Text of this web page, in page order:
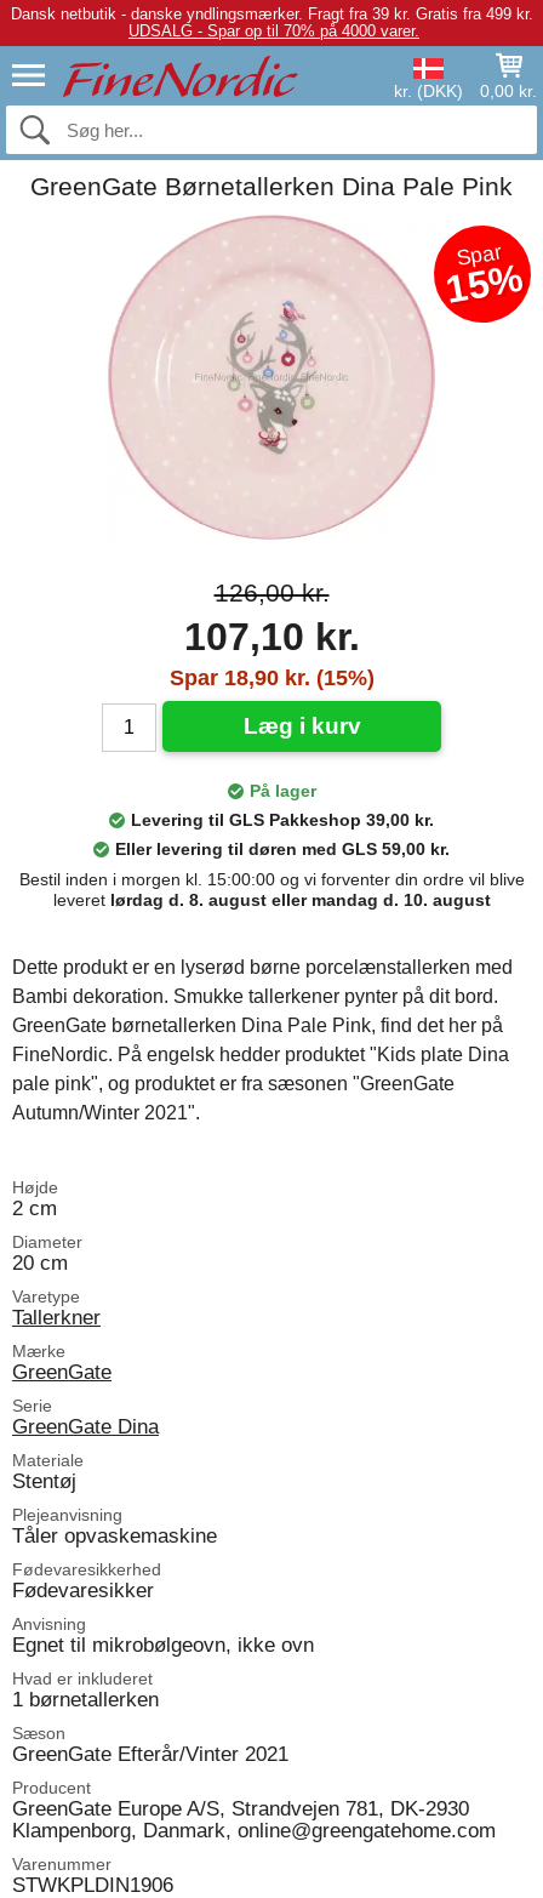
Dansk netbutik - danske yndlingsmærker. Fragt fra 39 kr. Gratis fra 499 kr.
UDSALG - Spar op til 70% på 4000 varer.
kr. (DKK) 0,00 kr.
GreenGate Børnetallerken Dina Pale Pink
Spar
15%
126,00 kr.
107,10 kr.
Spar 18,90 kr. (15%)
Læg i kurv
På lager
Levering til GLS Pakkeshop 39,00 kr.
Eller levering til døren med GLS 59,00 kr.
Bestil inden i morgen kl. 15:00:00 og vi forventer din ordre vil blive
leveret lørdag d. 8. august eller mandag d. 10. august
Dette produkt er en lyserød børne porcelænstallerken med
Bambi dekoration. Smukke tallerkener pynter på dit bord.
GreenGate børnetallerken Dina Pale Pink, find det her på
FineNordic. På engelsk hedder produktet "Kids plate Dina
pale pink", og produktet er fra sæsonen "GreenGate
Autumn/Winter 2021".
Højde
2 cm
Diameter
20 cm
Varetype
Tallerkner
Mærke
GreenGate
Serie
GreenGate Dina
Materiale
Stentøj
Plejeanvisning
Tåler opvaskemaskine
Fødevaresikkerhed
Fødevaresikker
Anvisning
Egnet til mikrobølgeovn, ikke ovn
Hvad er inkluderet
1 børnetallerken
Sæson
GreenGate Efterår/Vinter 2021
Producent
GreenGate Europe A/S, Strandvejen 781, DK-2930
Klampenborg, Danmark, online@greengatehome.com
Varenummer
STWKPLDIN1906